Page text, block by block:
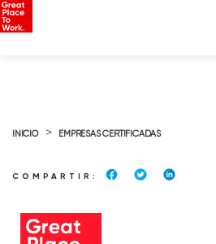
INICIO > EMPRESAS CERTIFICADAS
COMPARTIR: